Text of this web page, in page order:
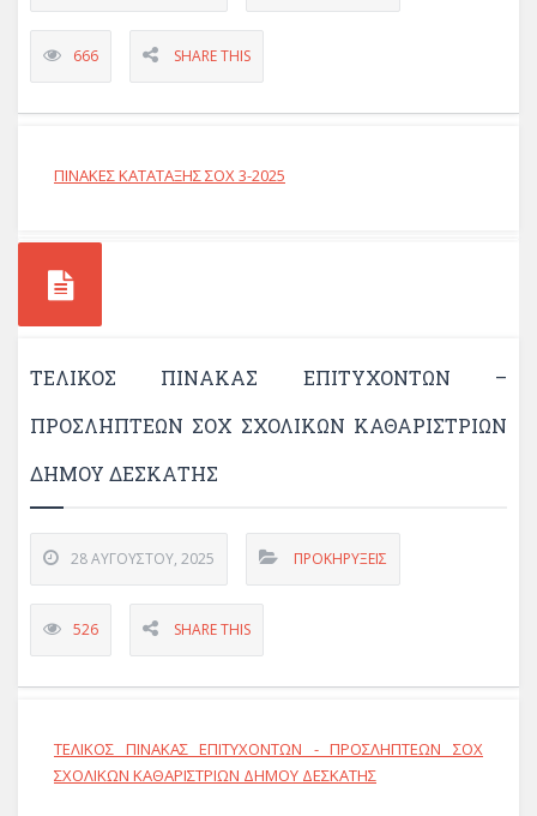
666 SHARE THIS
ΠΙΝΑΚΕΣ ΚΑΤΑΤΑΞΗΣ ΣΟΧ 3-2025
ΤΕΛΙΚΟΣ ΠΙΝΑΚΑΣ ΕΠΙΤΥΧΟΝΤΩΝ –
ΠΡΟΣΛΗΠΤΕΩΝ ΣΟΧ ΣΧΟΛΙΚΩΝ ΚΑΘΑΡΙΣΤΡΙΩΝ
ΔΗΜΟΥ ΔΕΣΚΑΤΗΣ
28 ΑΥΓΟΎΣΤΟΥ, 2025 ΠΡΟΚΗΡΎΞΕΙΣ
526 SHARE THIS
ΤΕΛΙΚΟΣ ΠΙΝΑΚΑΣ ΕΠΙΤΥΧΟΝΤΩΝ - ΠΡΟΣΛΗΠΤΕΩΝ ΣΟΧ
ΣΧΟΛΙΚΩΝ ΚΑΘΑΡΙΣΤΡΙΩΝ ΔΗΜΟΥ ΔΕΣΚΑΤΗΣ